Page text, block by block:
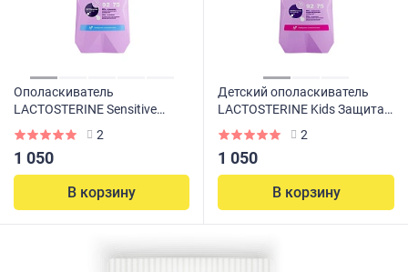
Ополаскиватель
LACTOSTERINE Sensitive
Снижение чувствительности,
350мл
2
1 050
В корзину
Детский ополаскиватель
LACTOSTERINE Kids Защита
от кариеса (4+), 350мл
2
1 050
В корзину